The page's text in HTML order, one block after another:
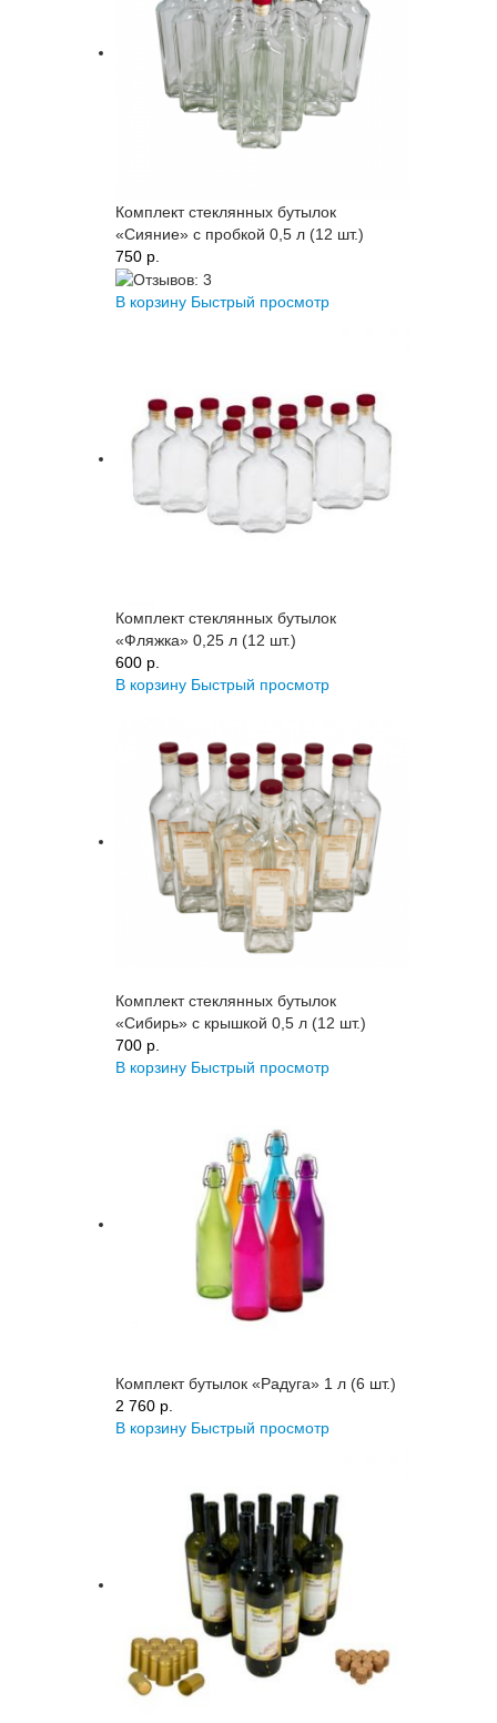
Комплект стеклянных бутылок
«Сияние» с пробкой 0,5 л (12 шт.)
750 p.
В корзину Быстрый просмотр
Комплект стеклянных бутылок
«Фляжка» 0,25 л (12 шт.)
600 p.
В корзину Быстрый просмотр
Комплект стеклянных бутылок
«Сибирь» с крышкой 0,5 л (12 шт.)
700 p.
В корзину Быстрый просмотр
Комплект бутылок «Радуга» 1 л (6 шт.)
2 760 p.
В корзину Быстрый просмотр